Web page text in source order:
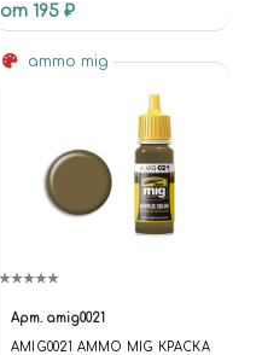
от 195 ₽
ammo mig
Арт. amig0021
AMIG0021 AMMO MIG КРАСКА